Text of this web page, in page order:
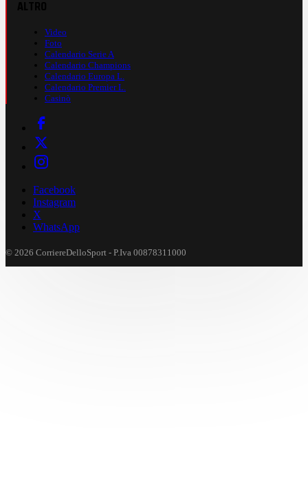
Video
Foto
Calendario Serie A
Calendario Champions
Calendario Europa L.
Calendario Premier L.
Casinò
Facebook
Instagram
X
WhatsApp
© 2026 CorriereDelloSport - P.Iva 00878311000